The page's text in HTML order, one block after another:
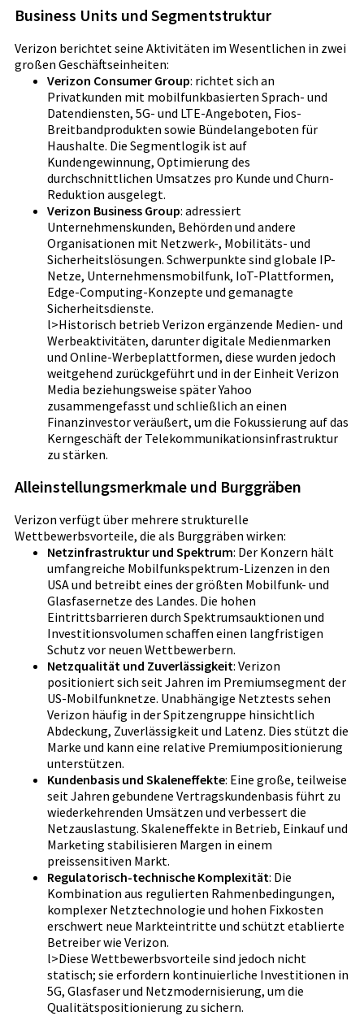
Business Units und Segmentstruktur
Verizon berichtet seine Aktivitäten im Wesentlichen in zwei
großen Geschäftseinheiten:
Verizon Consumer Group: richtet sich an
Privatkunden mit mobilfunkbasierten Sprach- und
Datendiensten, 5G- und LTE-Angeboten, Fios-
Breitbandprodukten sowie Bündelangeboten für
Haushalte. Die Segmentlogik ist auf
Kundengewinnung, Optimierung des
durchschnittlichen Umsatzes pro Kunde und Churn-
Reduktion ausgelegt.
Verizon Business Group: adressiert
Unternehmenskunden, Behörden und andere
Organisationen mit Netzwerk-, Mobilitäts- und
Sicherheitslösungen. Schwerpunkte sind globale IP-
Netze, Unternehmensmobilfunk, IoT-Plattformen,
Edge-Computing-Konzepte und gemanagte
Sicherheitsdienste.
l>Historisch betrieb Verizon ergänzende Medien- und
Werbeaktivitäten, darunter digitale Medienmarken
und Online-Werbeplattformen, diese wurden jedoch
weitgehend zurückgeführt und in der Einheit Verizon
Media beziehungsweise später Yahoo
zusammengefasst und schließlich an einen
Finanzinvestor veräußert, um die Fokussierung auf das
Kerngeschäft der Telekommunikationsinfrastruktur
zu stärken.
Alleinstellungsmerkmale und Burggräben
Verizon verfügt über mehrere strukturelle
Wettbewerbsvorteile, die als Burggräben wirken:
Netzinfrastruktur und Spektrum: Der Konzern hält
umfangreiche Mobilfunkspektrum-Lizenzen in den
USA und betreibt eines der größten Mobilfunk- und
Glasfasernetze des Landes. Die hohen
Eintrittsbarrieren durch Spektrumsauktionen und
Investitionsvolumen schaffen einen langfristigen
Schutz vor neuen Wettbewerbern.
Netzqualität und Zuverlässigkeit: Verizon
positioniert sich seit Jahren im Premiumsegment der
US-Mobilfunknetze. Unabhängige Netztests sehen
Verizon häufig in der Spitzengruppe hinsichtlich
Abdeckung, Zuverlässigkeit und Latenz. Dies stützt die
Marke und kann eine relative Premiumpositionierung
unterstützen.
Kundenbasis und Skaleneffekte: Eine große, teilweise
seit Jahren gebundene Vertragskundenbasis führt zu
wiederkehrenden Umsätzen und verbessert die
Netzauslastung. Skaleneffekte in Betrieb, Einkauf und
Marketing stabilisieren Margen in einem
preissensitiven Markt.
Regulatorisch-technische Komplexität: Die
Kombination aus regulierten Rahmenbedingungen,
komplexer Netztechnologie und hohen Fixkosten
erschwert neue Markteintritte und schützt etablierte
Betreiber wie Verizon.
l>Diese Wettbewerbsvorteile sind jedoch nicht
statisch; sie erfordern kontinuierliche Investitionen in
5G, Glasfaser und Netzmodernisierung, um die
Qualitätspositionierung zu sichern.